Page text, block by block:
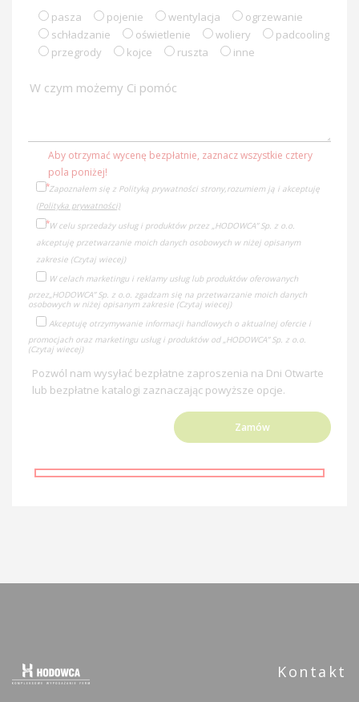
pasza pojenie wentylacja
ogrzewanie
schładzanie
oświetlenie woliery
padcooling
przegrody
kojce ruszta inne
Aby otrzymać wycenę bezpłatnie, zaznacz wszystkie cztery
pola poniżej!
Zapoznałem się z Polityką prywatności strony,rozumiem ją i akceptuję
(Polityka prywatności)
W celu sprzedaży usług i produktów przez „HODOWCA” Sp. z o.o.
akceptuję przetwarzanie moich danych osobowych w niżej opisanym
zakresie (Czytaj wiecej)
W celach marketingu i reklamy usług lub produktów oferowanych
przez„HODOWCA” Sp. z o.o. zgadzam się na przetwarzanie moich danych
osobowych w niżej opisanym zakresie (Czytaj wiecej)
Akceptuję otrzymywanie informacji handlowych o aktualnej ofercie i
promocjach oraz marketingu usług i produktów od „HODOWCA” Sp. z o.o.
(Czytaj wiecej)
Pozwól nam wysyłać bezpłatne zaproszenia na Dni Otwarte
lub bezpłatne katalogi zaznaczając powyższe opcje.
Kontakt